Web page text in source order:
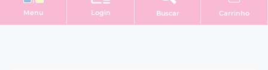
Menu Login Buscar Carrinho